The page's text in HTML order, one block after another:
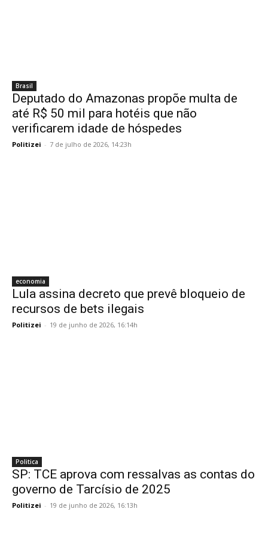
Brasil
Deputado do Amazonas propõe multa de
até R$ 50 mil para hotéis que não
verificarem idade de hóspedes
Politizei - 7 de julho de 2026, 14:23h
economia
Lula assina decreto que prevê bloqueio de
recursos de bets ilegais
Politizei - 19 de junho de 2026, 16:14h
Politica
SP: TCE aprova com ressalvas as contas do
governo de Tarcísio de 2025
Politizei - 19 de junho de 2026, 16:13h